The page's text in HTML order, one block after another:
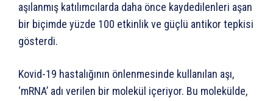
aşılanmış katılımcılarda daha önce kaydedilenleri aşan
bir biçimde yüzde 100 etkinlik ve güçlü antikor tepkisi
gösterdi.
Kovid-19 hastalığının önlenmesinde kullanılan aşı,
‘mRNA’ adı verilen bir molekül içeriyor. Bu molekülde,